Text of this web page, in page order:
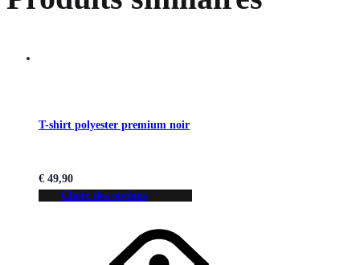
T-shirt polyester premium noir
€ 49,90
Choix des options